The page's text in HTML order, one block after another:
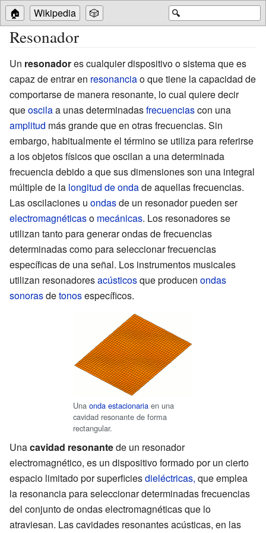
🔍
🏠 Wikipedia 🎲
Resonador
Un resonadores cualquier dispositivo o sistema que es
capaz de entrar en resonanciao que tiene la capacidad de
comportarse de manera resonante, lo cual quiere decir
queoscilaa unas determinadasfrecuenciascon una
amplitud más grande que en otras frecuencias. Sin
embargo, habitualmente el término se utiliza para referirse
a los objetos físicos que oscilan a una determinada
frecuencia debido a que sus dimensiones son una integral
múltiple de la longitud de ondade aquellas frecuencias.
Las oscilaciones u ondasde un resonador pueden ser
electromagnéticaso mecánicas. Los resonadores se
utilizan tanto para generar ondas de frecuencias
determinadas como para seleccionar frecuencias
específicas de una señal. Los instrumentos musicales
utilizan resonadoresacústicosque producen ondas
sonorasdetonosespecíficos.
Una onda estacionaria en una
cavidad resonante de forma
rectangular.
Unacavidad resonantede un resonador
electromagnético, es un dispositivo formado por un cierto
espacio limitado por superficiesdieléctricas, que emplea
la resonancia para seleccionar determinadas frecuencias
del conjunto de ondas electromagnéticas que lo
atraviesan. Las cavidades resonantes acústicas, en las